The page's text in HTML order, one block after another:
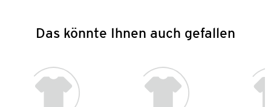
Das könnte Ihnen auch gefallen